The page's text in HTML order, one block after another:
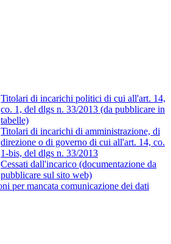
Titolari di incarichi politici di cui all'art. 14,
co. 1, del dlgs n. 33/2013 (da pubblicare in
tabelle)
Titolari di incarichi di amministrazione, di
direzione o di governo di cui all'art. 14, co.
1-bis, del dlgs n. 33/2013
Cessati dall'incarico (documentazione da
pubblicare sul sito web)
per mancata comunicazione dei dati